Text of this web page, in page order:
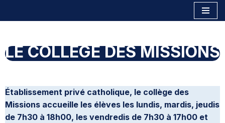
contenu
LE COLLÈGE DES MISSIONS
Établissement privé catholique, le collège des
Missions accueille les élèves les lundis, mardis, jeudis
de 7h30 à 18h00, les vendredis de 7h30 à 17h00 et